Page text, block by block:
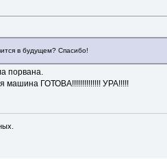
в будущем? Спасибо!
порвана.
машина ГОТОВА!!!!!!!!!!!!!! УРА!!!!!